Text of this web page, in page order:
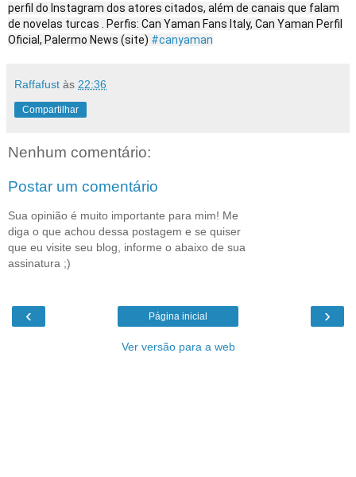
perfil do Instagram dos atores citados, além de canais que falam
de novelas turcas . Perfis: Can Yaman Fans Italy, Can Yaman Perfil
Oficial, Palermo News (site) #canyaman
Raffafust às 22:36
Compartilhar
Nenhum comentário:
Postar um comentário
Sua opinião é muito importante para mim! Me
diga o que achou dessa postagem e se quiser
que eu visite seu blog, informe o abaixo de sua
assinatura ;)
‹ ›
Página inicial
Ver versão para a web